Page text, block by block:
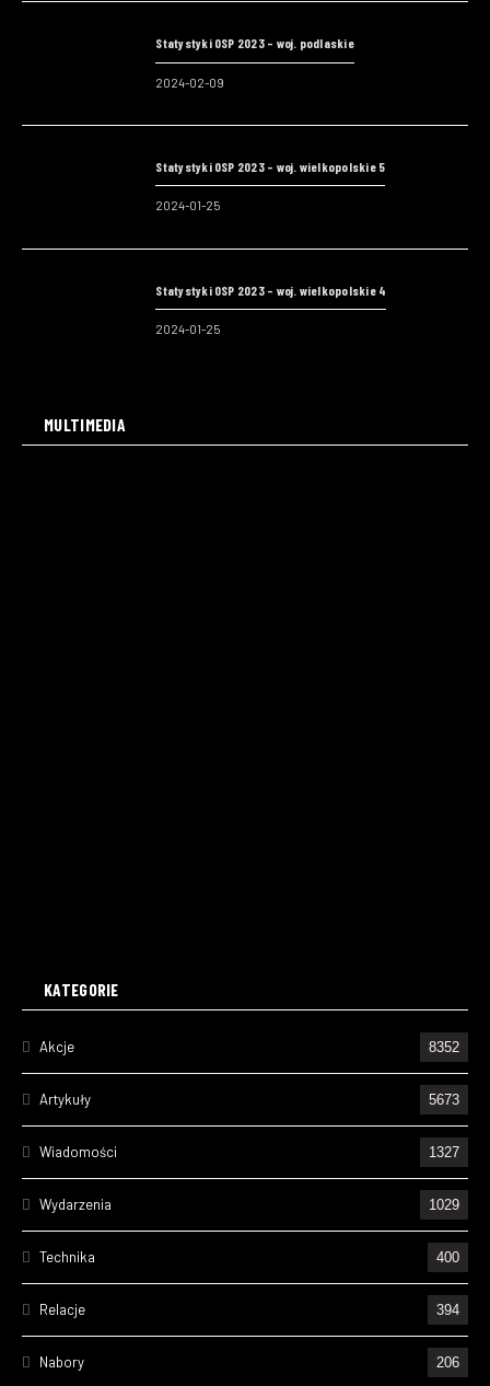
Statystyki OSP 2023 – woj. podlaskie
2024-02-09
Statystyki OSP 2023 – woj. wielkopolskie 5
2024-01-25
Statystyki OSP 2023 – woj. wielkopolskie 4
2024-01-25
MULTIMEDIA
KATEGORIE
Akcje 8352
Artykuły 5673
Wiadomości 1327
Wydarzenia 1029
Technika 400
Relacje 394
Nabory 206